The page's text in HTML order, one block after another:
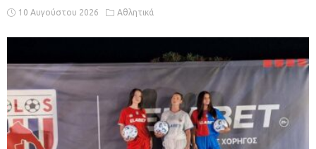
10 Αυγούστου 2026 Αθλητικά